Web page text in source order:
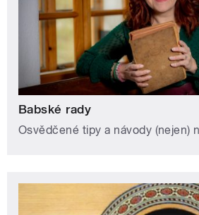
Babské rady
Osvědčené tipy a návody (nejen)